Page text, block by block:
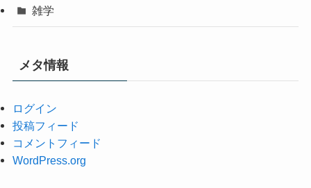
雑学
メタ情報
ログイン
投稿フィード
コメントフィード
WordPress.org